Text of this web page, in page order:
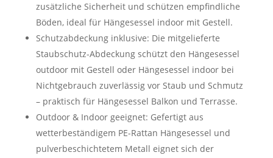
zusätzliche Sicherheit und schützen empfindliche
Böden, ideal für Hängesessel indoor mit Gestell.
Schutzabdeckung inklusive: Die mitgelieferte
Staubschutz-Abdeckung schützt den Hängesessel
outdoor mit Gestell oder Hängesessel indoor bei
Nichtgebrauch zuverlässig vor Staub und Schmutz
– praktisch für Hängesessel Balkon und Terrasse.
Outdoor & Indoor geeignet: Gefertigt aus
wetterbeständigem PE-Rattan Hängesessel und
pulverbeschichtetem Metall eignet sich der